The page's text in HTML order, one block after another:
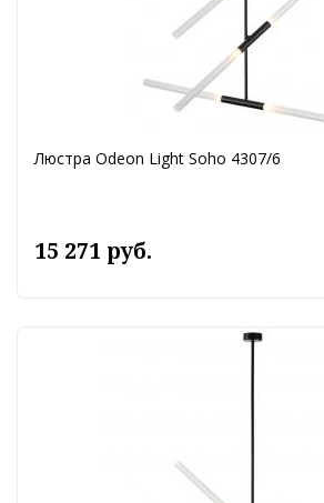
Люстра Odeon Light Soho 4307/6
15 271 руб.